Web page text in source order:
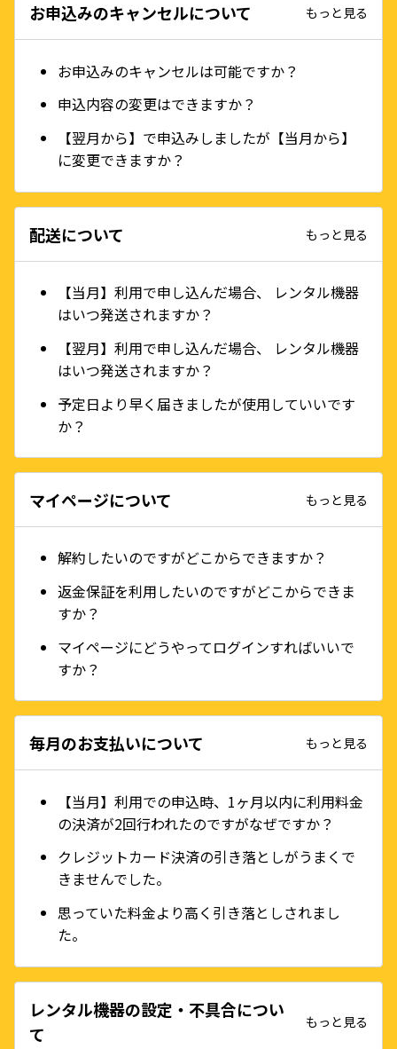
お申込みのキャンセルについて もっと見る
お申込みのキャンセルは可能ですか？
申込内容の変更はできますか？
【翌月から】で申込みしましたが【当月から】
に変更できますか？
配送について もっと見る
【当月】利用で申し込んだ場合、 レンタル機器
はいつ発送されますか？
【翌月】利用で申し込んだ場合、 レンタル機器
はいつ発送されますか？
予定日より早く届きましたが使用していいです
か？
マイページについて もっと見る
解約したいのですがどこからできますか？
返金保証を利用したいのですがどこからできま
すか？
マイページにどうやってログインすればいいで
すか？
毎月のお支払いについて もっと見る
【当月】利用での申込時、1ヶ月以内に利用料金
の決済が2回行われたのですがなぜですか？
クレジットカード決済の引き落としがうまくで
きませんでした。
思っていた料金より高く引き落としされまし
た。
レンタル機器の設定・不具合につい
て
もっと見る